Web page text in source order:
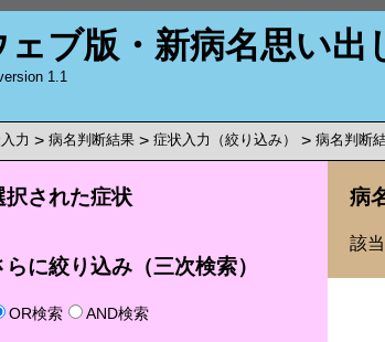
ェブ版・新病名思い出
1.1
力 > 病名判断結果 > 症状入力（絞り込み） > 病名判断
択された症状
らに絞り込み（三次検索）
OR検索 AND検索
病
該